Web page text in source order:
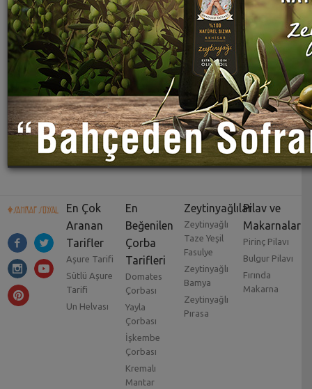
Yaptığı hiç yemek yok:(
En Çok
Aranan
Tarifler
Aşure Tarifi
Sütlü Aşure
Tarifi
Un Helvası
En
Beğenilen
Çorba
Tarifleri
Domates
Çorbası
Yayla
Çorbası
İşkembe
Çorbası
Kremalı
Mantar
Zeytinyağlılar
Zeytinyağlı
Taze Yeşil
Fasulye
Zeytinyağlı
Bamya
Zeytinyağlı
Pırasa
Pilav ve
Makarnalar
Pirinç Pilavı
Bulgur Pilavı
Fırında
Makarna